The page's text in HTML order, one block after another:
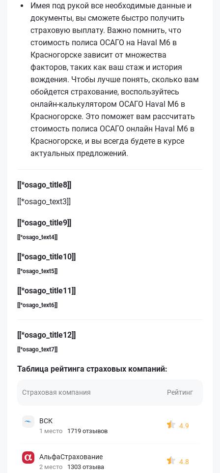
Имея под рукой все необходимые данные и
документы, вы сможете быстро получить
страховую выплату. Важно помнить, что
стоимость полиса ОСАГО на Haval M6 в
Красногорске зависит от множества
факторов, таких как ваш стаж и история
вождения. Чтобы лучше понять, сколько вам
обойдется страхование, воспользуйтесь
онлайн-калькулятором ОСАГО Haval M6 в
Красногорске. Это поможет вам рассчитать
стоимость полиса ОСАГО онлайн Haval M6 в
Красногорске, и вы всегда будете в курсе
актуальных предложений.
[[*osago_title8]]
[[*osago_text3]]
[[*osago_title9]]
[[*osago_text4]]
[[*osago_title10]]
[[*osago_text5]]
[[*osago_title11]]
[[*osago_text6]]
[[*osago_title12]]
[[*osago_text7]]
Таблица рейтинга страховых компаний:
Страховая компания Рейтинг
ВСК
1 место 1719 отзывов
4.9
АльфаСтрахование
2 место 1303 отзыва
4.8